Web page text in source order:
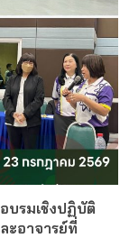
ะจำปี 2569
สอบแข่งขันเป็น
ระเภทวิชาการ
จำปี 2569
อบแข่งขันเป็น
ระเภทวิชาการ
บรมเชิงปฏิบัติ
ะอาจารย์ที่